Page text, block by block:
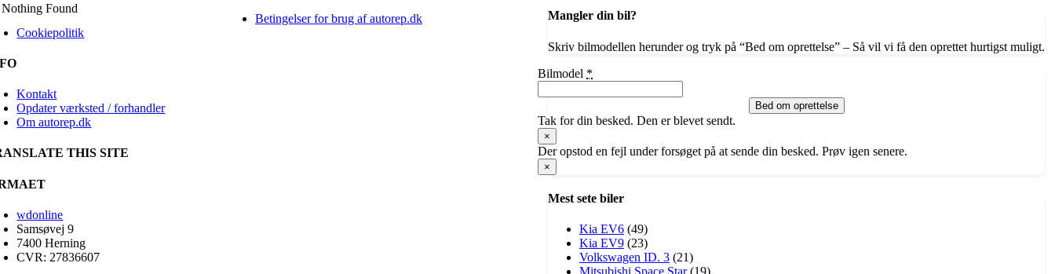
Nothing Found
Mangler din bil?
Skriv bilmodellen herunder og tryk på “Bed om oprettelse” – Så vil vi få den oprettet hurtigst muligt.
Bilmodel *
Bed om oprettelse
Tak for din besked. Den er blevet sendt.
×
Der opstod en fejl under forsøget på at sende din besked. Prøv igen senere.
×
Mest sete biler
Kia EV6 (49)
Kia EV9 (23)
Volkswagen ID. 3 (21)
​Mitsubishi Space Star (19)
Betingelser for brug af autorep.dk
Cookiepolitik
Kontakt
Opdater værksted / forhandler
Om autorep.dk
THIS SITE
wdonline
Samsøvej 9
7400 Herning
CVR: 27836607